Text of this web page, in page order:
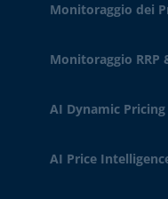
Monitoraggio dei
Monitoraggio RRP
AI Dynamic Pricing
AI Price